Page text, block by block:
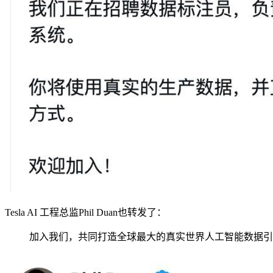
Tesla AI 工程总监Phil Duan也转发了：
加入我们，共同打造全球最大的真实世界人工智能数据